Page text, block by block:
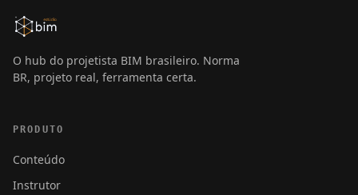
O hub do projetista BIM brasileiro. Norma
BR, projeto real, ferramenta certa.
PRODUTO
Conteúdo
Instrutor